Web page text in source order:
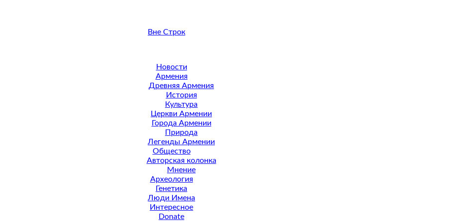
Вне Строк
Новости
Армения
Древняя Армения
История
Культура
Церкви Армении
Города Армении
Природа
Легенды Армении
Общество
Авторская колонка
Мнение
Археология
Генетика
Люди Имена
Интересное
Donate